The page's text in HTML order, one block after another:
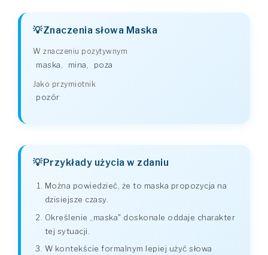
Znaczenia słowa Maska
W znaczeniu pozytywnym
maska mina poza
Jako przymiotnik
pozór
Przykłady użycia w zdaniu
Można powiedzieć, że to maska propozycja na
dzisiejsze czasy.
Określenie „maska" doskonale oddaje charakter
tej sytuacji.
W kontekście formalnym lepiej użyć słowa